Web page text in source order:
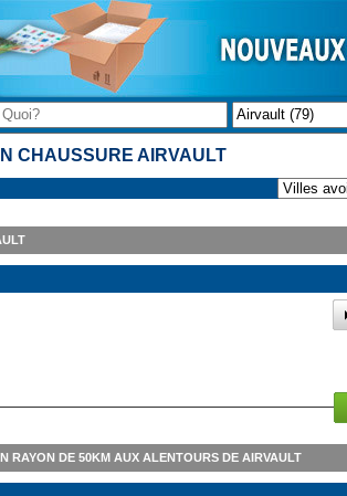
CHAUSSURE AIRVAULT
RAYON DE 50KM AUX ALENTOURS DE AIRVAULT